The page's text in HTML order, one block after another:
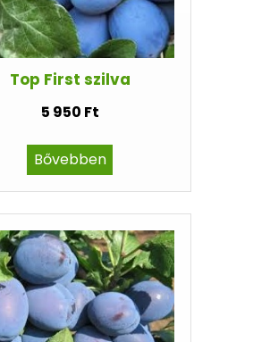
Top First szilva
5 950 Ft
Bővebben